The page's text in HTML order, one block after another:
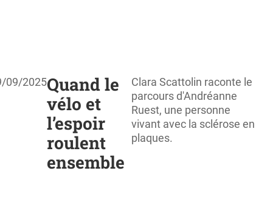
09/2025Quand le
vélo et
l’espoir
roulent
ensemble
Clara Scattolin raconte le
parcours d'Andréanne
Ruest, une personne
vivant avec la sclérose en
plaques.